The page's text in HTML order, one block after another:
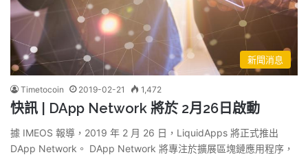
新聞消息
Timetocoin 2019-02-21 1,472
快訊 | DApp Network 將於 2月26日啟動
據 IMEOS 報導，2019 年 2 月 26 日，LiquidApps 將正式推出
DApp Network。 DApp Network 將專注於擴展區塊鏈應用程序，